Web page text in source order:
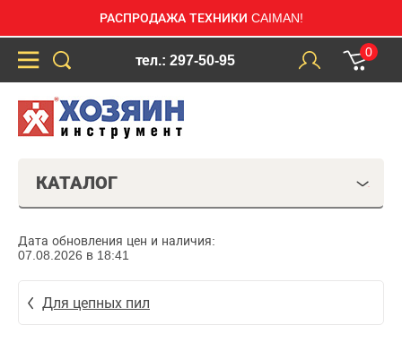
РАСПРОДАЖА ТЕХНИКИ CAIMAN!
тел.: 297-50-95
0
КАТАЛОГ
Дата обновления цен и наличия:
07.08.2026 в 18:41
Для цепных пил